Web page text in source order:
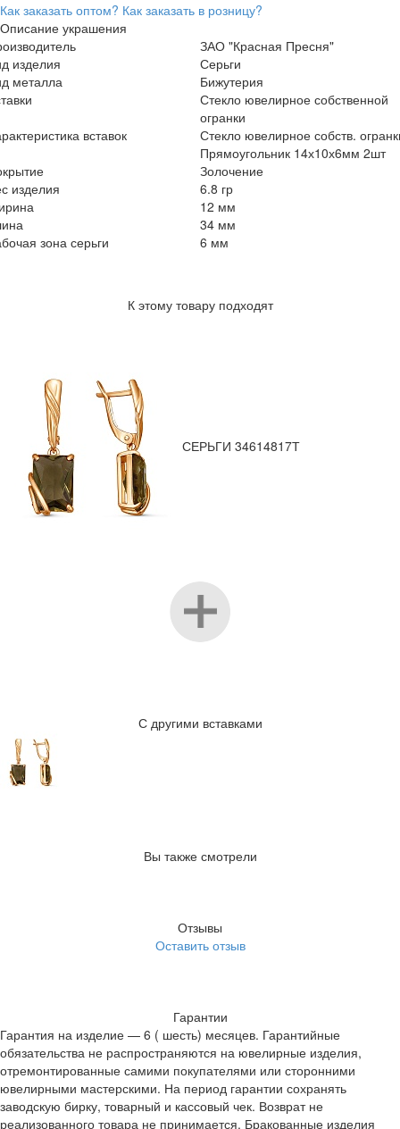
Как заказать оптом? Как заказать в розницу?
Описание украшения
ЗАО "Красная Пресня"
изделия
Серьги
металла
Бижутерия
Стекло ювелирное собственной
огранки
вставок
Стекло ювелирное собств.
Прямоугольник 14х10х6мм 2шт
Золочение
изделия
6.8 гр
12 мм
34 мм
зона серьги
6 мм
К этому товару подходят
СЕРЬГИ 34614817Т
С другими вставками
Вы также смотрели
Отзывы
Оставить отзыв
Гарантии
Гарантия на изделие — 6 ( шесть) месяцев. Гарантийные
обязательства не распространяются на ювелирные изделия,
отремонтированные самими покупателями или сторонними
ювелирными мастерскими. На период гарантии сохранять
заводскую бирку, товарный и кассовый чек. Возврат не
реализованного товара не принимается. Бракованные изделия